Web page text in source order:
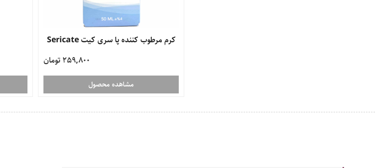
کرم مرطوب کننده پا سری کیت Sericate
259,800 تومان
مشاهده محصول